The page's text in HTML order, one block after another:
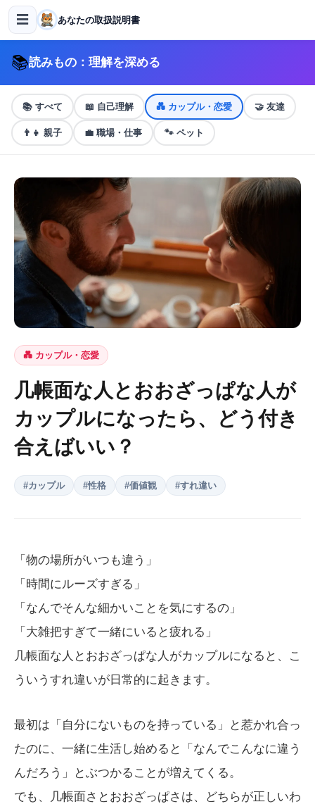
☰ あなたの取扱説明書
📚読みもの：理解を深める
📚 すべて 📖 自己理解 💑 カップル・恋愛 🤝 友達
👨‍👧 親子 💼 職場・仕事 🐾 ペット
💑 カップル・恋愛
几帳面な人とおおざっぱな人が
カップルになったら、どう付き
合えばいい？
#カップル #性格 #価値観 #すれ違い
「物の場所がいつも違う」
「時間にルーズすぎる」
「なんでそんな細かいことを気にするの」
「大雑把すぎて一緒にいると疲れる」
几帳面な人とおおざっぱな人がカップルになると、こ
ういうすれ違いが日常的に起きます。
最初は「自分にないものを持っている」と惹かれ合っ
たのに、一緒に生活し始めると「なんでこんなに違う
んだろう」とぶつかることが増えてくる。
でも、几帳面さとおおざっぱさは、どちらが正しいわ